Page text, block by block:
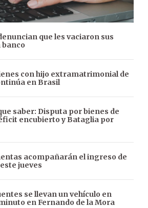
que les vaciaron sus
banco
con hijo extramatrimonial de
en Brasil
saber: Disputa por bienes de
encubierto y Bataglia por
acompañarán el ingreso de
jueves
se llevan un vehículo en
en Fernando de la Mora